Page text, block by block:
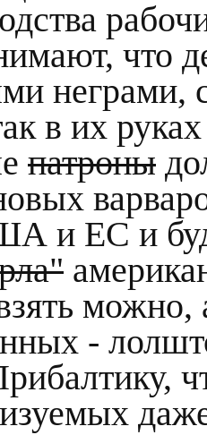
что
в их
патроны
и ЕС и
можно,
-